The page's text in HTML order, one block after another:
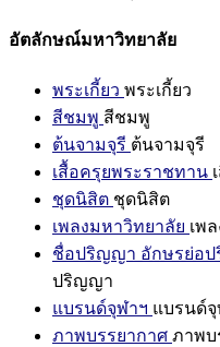
อัตลักษณ์มหาวิทยาลัย
พระเกี้ยว พระเกี้ยว
สีชมพู สีชมพู
ต้นจามจุรี ต้นจามจุรี
เสื้อครุยพระราชทาน
ชุดนิสิต ชุดนิสิต
เพลงมหาวิทยาลัย เพ
ชื่อปริญญา อักษรย่อ
ปริญญา
แบรนด์จุฬาฯ แบรนด์จุ
ภาพบรรยากาศ ภาพบ